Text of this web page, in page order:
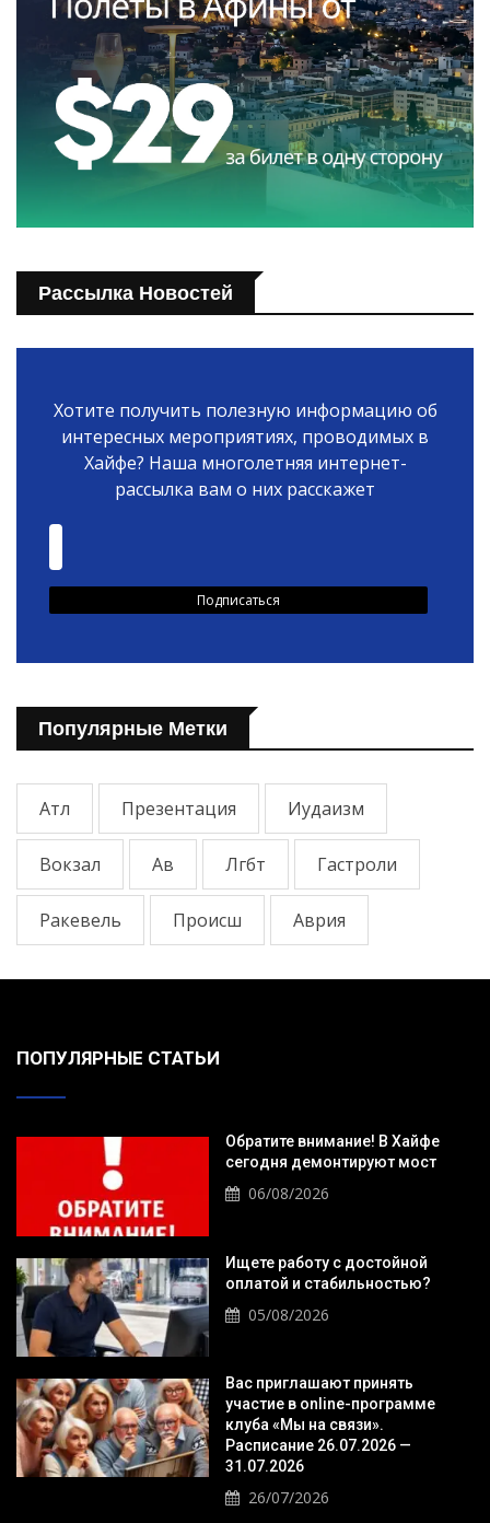
Рассылка Новостей
Хотите получить полезную информацию об
интересных мероприятиях, проводимых в
Хайфе? Наша многолетняя интернет-
рассылка вам о них расскажет
Популярные Метки
Атл Презентация Иудаизм
Вокзал Ав Лгбт Гастроли
Ракевель Происш Аврия
ПОПУЛЯРНЫЕ СТАТЬИ
Обратите внимание! В Хайфе
сегодня демонтируют мост
06/08/2026
Ищете работу с достойной
оплатой и стабильностью?
05/08/2026
Вас приглашают принять
участие в online-программе
клуба «Мы на связи».
Расписание 26.07.2026 —
31.07.2026
26/07/2026